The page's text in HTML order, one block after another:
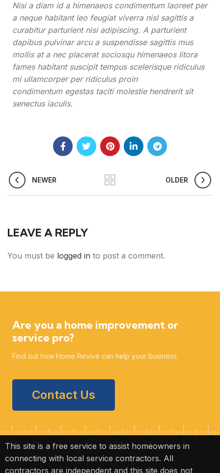
Nisi a diam id a himenaeos condimentum laoreet per
a neque habitant leo feugiat viverra nisl sagittis a
curabitur parturient nisi adipiscing. A parturient
dapibus pulvinar arcu a suspendisse sagittis mus
mollis at a nec placerat sociosqu himenaeos litora
fames habitant suscipit tempus scelerisque ridiculus
mi ullamcorper per ridiculus proin
condimentum egestas taciti molestie hendrerit sit
senectus iaculis.
NEWER OLDER
LEAVE A REPLY
You must be logged in to post a comment.
Are you a home improvement or
service pro?
Find out how Home Revive can help your business.
Contact Us
This site is a free service to assist homeowners in
connecting with local service contractors. All
contractors are independent and this site does not